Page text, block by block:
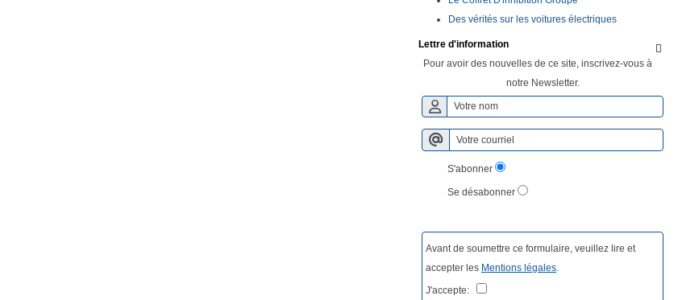
Des vérités sur les voitures électriques

Lettre d'information
Pour avoir des nouvelles de ce site, inscrivez-vous à
notre Newsletter.
S'abonner
Se désabonner
Avant de soumettre ce formulaire, veuillez lire et
accepter les Mentions légales
J'accepte: